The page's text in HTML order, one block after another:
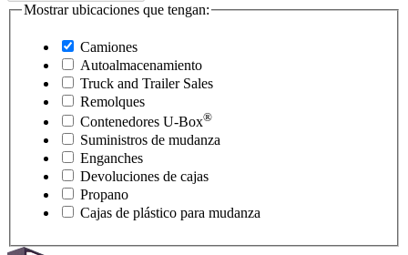
Mostrar ubicaciones que tengan:
Camiones
Autoalmacenamiento
Truck and Trailer Sales
Remolques
Contenedores U-Box®
Suministros de mudanza
Enganches
Devoluciones de cajas
Propano
Cajas de plástico para mudanza